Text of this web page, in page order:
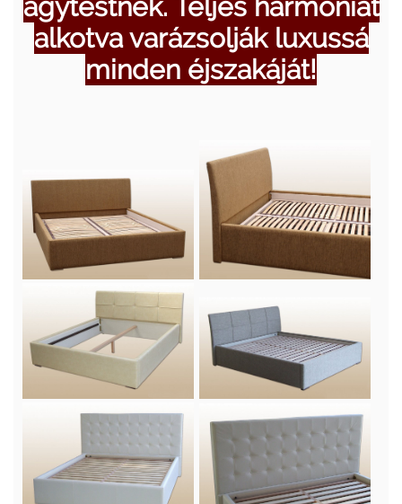
ágytestnek. Teljes harmóniát
alkotva varázsolják luxussá
minden éjszakáját!